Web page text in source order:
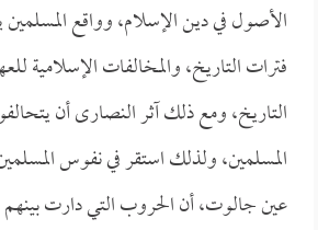
الأصول في دين الإسلام، وواقع
فترات التاريخ، والمخالفات الإسلامية
التاريخ، ومع ذلك آثر النصارى أن
المسلمين، ولذلك استقر في نفوس
عين جالوت، أن الحروب التي دارت بينهم